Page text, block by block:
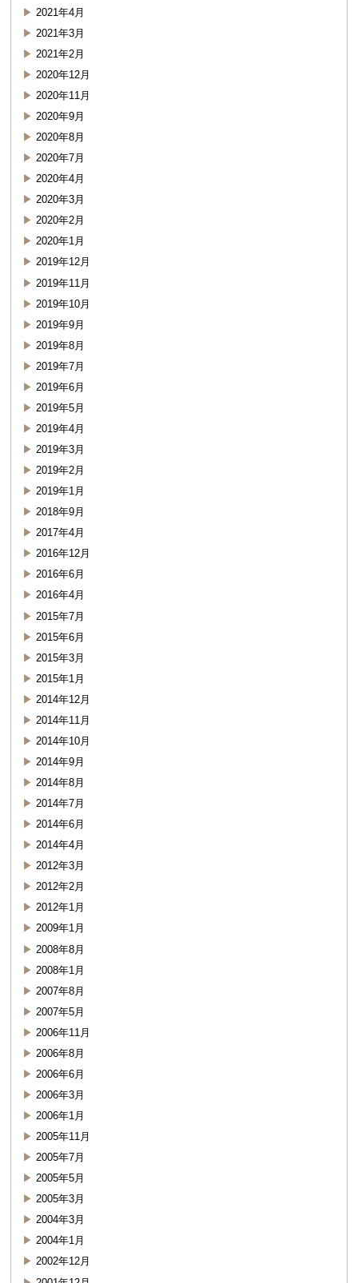
2021年4月
2021年3月
2021年2月
2020年12月
2020年11月
2020年9月
2020年8月
2020年7月
2020年4月
2020年3月
2020年2月
2020年1月
2019年12月
2019年11月
2019年10月
2019年9月
2019年8月
2019年7月
2019年6月
2019年5月
2019年4月
2019年3月
2019年2月
2019年1月
2018年9月
2017年4月
2016年12月
2016年6月
2016年4月
2015年7月
2015年6月
2015年3月
2015年1月
2014年12月
2014年11月
2014年10月
2014年9月
2014年8月
2014年7月
2014年6月
2014年4月
2012年3月
2012年2月
2012年1月
2009年1月
2008年8月
2008年1月
2007年8月
2007年5月
2006年11月
2006年8月
2006年6月
2006年3月
2006年1月
2005年11月
2005年7月
2005年5月
2005年3月
2004年3月
2004年1月
2002年12月